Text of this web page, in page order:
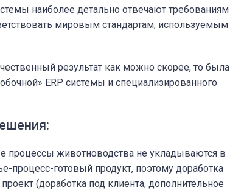
наиболее детально отвечают требованиям
мировым стандартам, используемым
результат как можно скорее, то была
ERP системы и специализированного
процессы животноводства не укладываются в
процесс-готовый продукт, поэтому доработка
(доработка под клиента, дополнительное